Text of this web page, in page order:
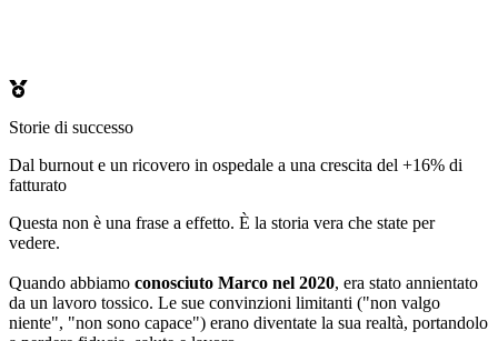
Storie di successo
Dal burnout e un ricovero in ospedale a una crescita del +16% di
fatturato
Questa non è una frase a effetto. È la storia vera che state per
vedere.
Quando abbiamo conosciuto Marco nel 2020, era stato annientato
da un lavoro tossico. Le sue convinzioni limitanti ("non valgo
niente", "non sono capace") erano diventate la sua realtà, portandolo